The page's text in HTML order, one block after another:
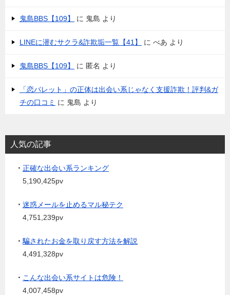
鬼島BBS【109】 に 鬼島 より
LINEに潜むサクラ&詐欺垢一覧【41】 に べあ より
鬼島BBS【109】 に 匿名 より
「恋パレット」の正体は出会い系じゃなく支援詐欺！評判&ガ
チの口コミ に 鬼島 より
人気の記事
・ 正確な出会い系ランキング
5,190,425pv
・ 迷惑メールを止めるマル秘テク
4,751,239pv
・ 騙されたお金を取り戻す方法を解説
4,491,328pv
・ こんな出会い系サイトは危険！
4,007,458pv